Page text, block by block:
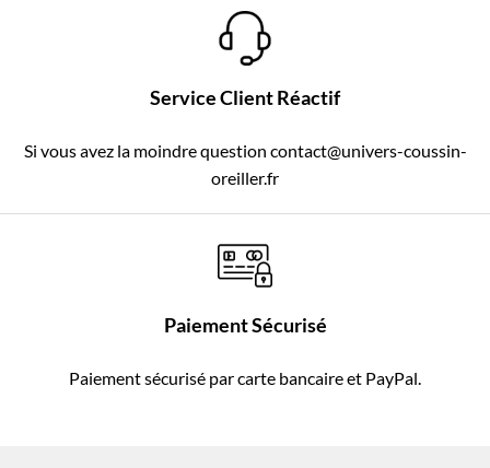
Service Client Réactif
Si vous avez la moindre question contact@univers-coussin-
oreiller.fr
Paiement Sécurisé
Paiement sécurisé par carte bancaire et PayPal.